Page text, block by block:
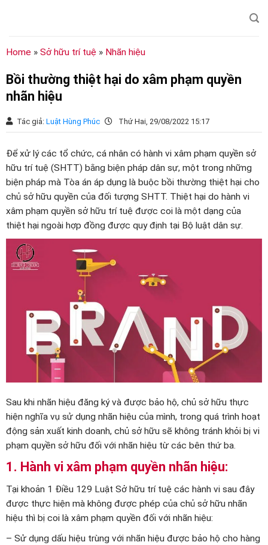
dung
Home » Sở hữu trí tuệ » Nhãn hiệu
Bồi thường thiệt hại do xâm phạm quyền
nhãn hiệu
Tác giả: Luật Hùng Phúc Thứ Hai, 29/08/2022 15:17
Để xử lý các tổ chức, cá nhân có hành vi xâm phạm quyền sở
hữu trí tuệ (SHTT) bằng biện pháp dân sự, một trong những
biện pháp mà Tòa án áp dụng là buộc bồi thường thiệt hại cho
chủ sở hữu quyền của đối tượng SHTT. Thiệt hại do hành vi
xâm phạm quyền sở hữu trí tuệ được coi là một dạng của
thiệt hại ngoài hợp đồng được quy định tại Bộ luật dân sự.
Sau khi nhãn hiệu đăng ký và được bảo hộ, chủ sở hữu thực
hiện nghĩa vụ sử dụng nhãn hiệu của mình, trong quá trình hoạt
động sản xuất kinh doanh, chủ sở hữu sẽ không tránh khỏi bị vi
phạm quyền sở hữu đối với nhãn hiệu từ các bên thứ ba.
1. Hành vi xâm phạm quyền nhãn hiệu:
Tại khoản 1 Điều 129 Luật Sở hữu trí tuệ các hành vi sau đây
được thực hiện mà không được phép của chủ sở hữu nhãn
hiệu thì bị coi là xâm phạm quyền đối với nhãn hiệu:
– Sử dụng dấu hiệu trùng với nhãn hiệu được bảo hộ cho hàng